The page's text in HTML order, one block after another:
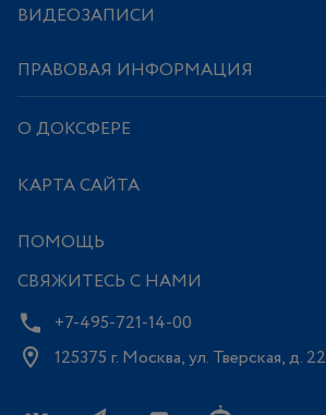
ВИДЕОЗАПИСИ
ПРАВОВАЯ ИНФОРМАЦИЯ
О ДОКСФЕРЕ
КАРТА САЙТА
ПОМОЩЬ
СВЯЖИТЕСЬ С НАМИ
+7-495-721-14-00
125375 г. Москва, ул. Тверская, д. 22